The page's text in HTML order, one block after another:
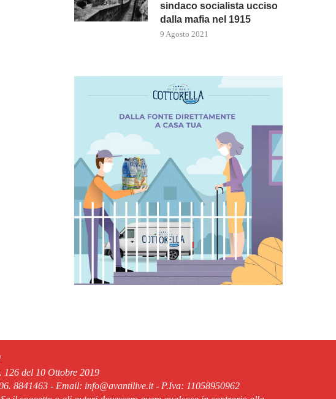
sindaco socialista ucciso
dalla mafia nel 1915
9 Agosto 2021
126 del 10 Ottobre 2019
8841463 - Email: info@avantilive.it - P.Iva: 11058950962